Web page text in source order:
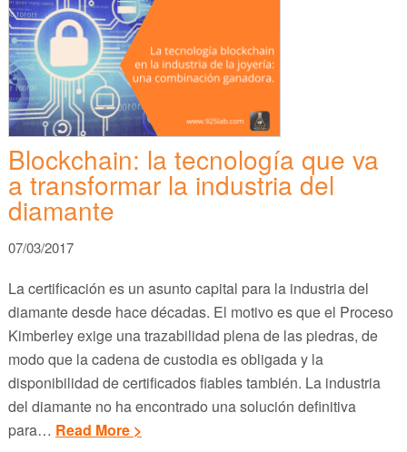
Blockchain: la tecnología que va
a transformar la industria del
diamante
07/03/2017
La certificación es un asunto capital para la industria del
diamante desde hace décadas. El motivo es que el Proceso
Kimberley exige una trazabilidad plena de las piedras, de
modo que la cadena de custodia es obligada y la
disponibilidad de certificados fiables también. La industria
del diamante no ha encontrado una solución definitiva
para… Read More >